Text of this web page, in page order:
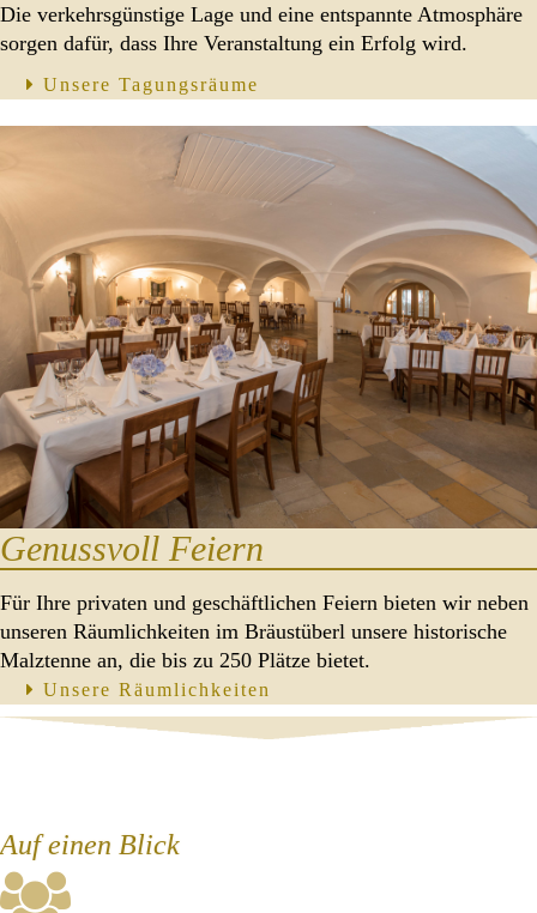
Die verkehrsgünstige Lage und eine entspannte Atmosphäre
sorgen dafür, dass Ihre Veranstaltung ein Erfolg wird.
Unsere Tagungsräume
Genussvoll Feiern
Für Ihre privaten und geschäftlichen Feiern bieten wir neben
unseren Räumlichkeiten im Bräustüberl unsere historische
Malztenne an, die bis zu 250 Plätze bietet.
Unsere Räumlichkeiten
Auf einen Blick